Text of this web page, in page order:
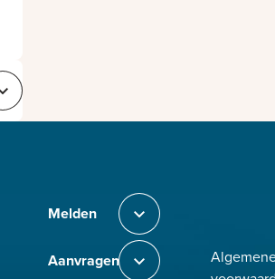
Sluit 1c6752ac-9199-436e-a859-6b97b1578e65
Melden Sluit section-0
Aanvragen Sluit section-1